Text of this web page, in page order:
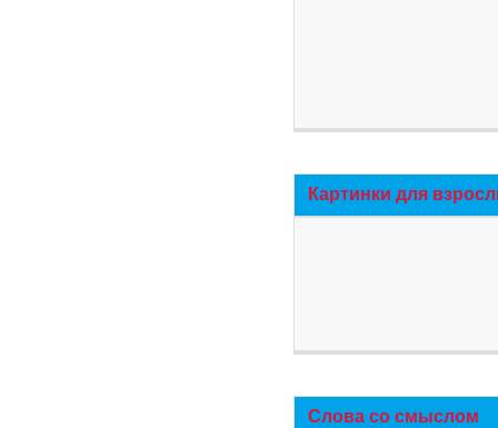
Картинки для
Слова со смыслом